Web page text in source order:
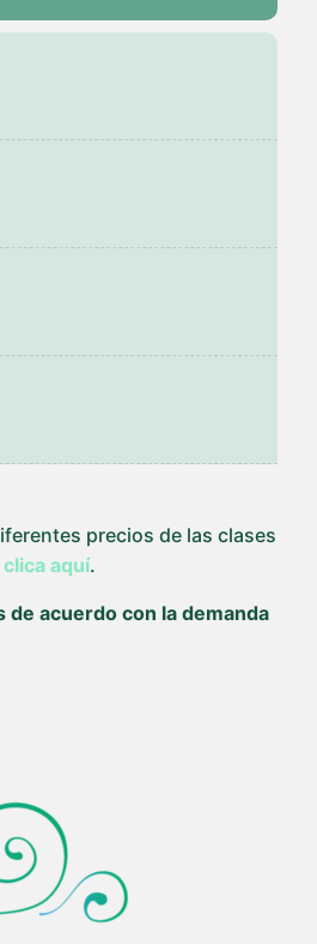
precios de las clases
clica aquí.
acuerdo con la demanda